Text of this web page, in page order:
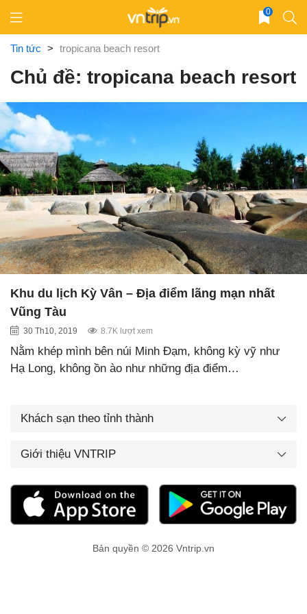
content
0
Tin tức > tropicana beach resort
Chủ đề: tropicana beach resort
Khu du lịch Kỳ Vân – Địa điểm lãng mạn nhất
Vũng Tàu
30 Th10, 2019 8.7K lượt xem
Nằm khép mình bên núi Minh Đạm, không kỳ vỹ như
Hạ Long, không ồn ào như những địa điểm…
Khách sạn theo tỉnh thành
Giới thiệu VNTRIP
Bản quyền © 2026 Vntrip.vn